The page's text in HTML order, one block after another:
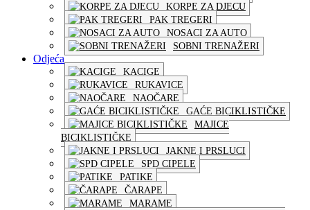
KORPE ZA DJECU
PAK TREGERI
NOSACI ZA AUTO
SOBNI TRENAŽERI
Odjeća
KACIGE
RUKAVICE
NAOČARE
GAĆE BICIKLISTIČKE
MAJICE
BICIKLISTIČKE
JAKNE I PRSLUCI
SPD CIPELE
PATIKE
ČARAPE
MARAME